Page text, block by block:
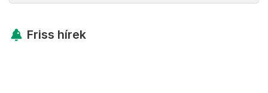
Friss hírek